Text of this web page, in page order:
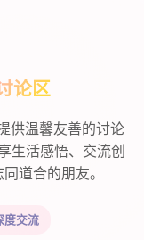
论区
供温馨友善的讨论
生活感悟、交流创
道合的朋友。
度交流